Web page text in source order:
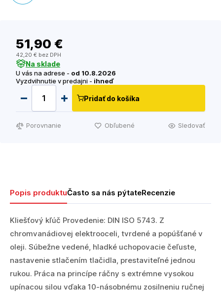
51,90 €
42,20 € bez DPH
Na sklade
U vás na adrese - od 10.8.2026
Vyzdvihnutie v predajni - ihneď
Pridať do košíka
Porovnanie Obľubené Sledovať
Popis produktuČasto sa nás pýtateRecenzie
Kliešťový kľúč Provedenie: DIN ISO 5743. Z
chromvanádiovej elektrooceli, tvrdené a popúšťané v
oleji. Súbežne vedené, hladké uchopovacie čeľuste,
nastavenie stlačením tlačidla, prestaviteľné jednou
rukou. Práca na princípe ráčny s extrémne vysokou
upínacou silou vďaka 10-násobnému zosilneniu ručnej